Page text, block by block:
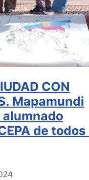
CON
Mapamundi
alumnado
de todos